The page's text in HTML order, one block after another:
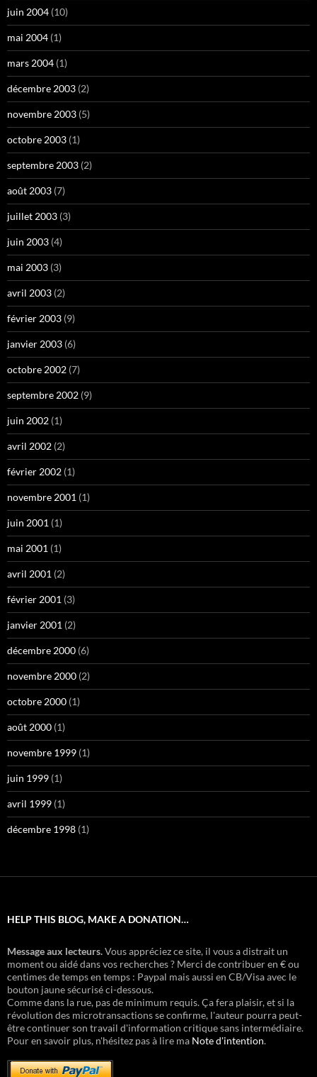
juin 2004 (10)
mai 2004 (1)
mars 2004 (1)
décembre 2003 (2)
novembre 2003 (5)
octobre 2003 (1)
septembre 2003 (2)
août 2003 (7)
juillet 2003 (3)
juin 2003 (4)
mai 2003 (3)
avril 2003 (2)
février 2003 (9)
janvier 2003 (6)
octobre 2002 (7)
septembre 2002 (9)
juin 2002 (1)
avril 2002 (2)
février 2002 (1)
novembre 2001 (1)
juin 2001 (1)
mai 2001 (1)
avril 2001 (2)
février 2001 (3)
janvier 2001 (2)
décembre 2000 (6)
novembre 2000 (2)
octobre 2000 (1)
août 2000 (1)
novembre 1999 (1)
juin 1999 (1)
avril 1999 (1)
décembre 1998 (1)
HELP THIS BLOG, MAKE A DONATION…
Message aux lecteurs.Vous appréciez ce site, il vous a distrait un
moment ou aidé dans vos recherches ? Merci de contribuer en € ou
centimes de temps en temps : Paypal mais aussi en CB/Visa avec le
bouton jaune sécurisé ci-dessous.
Comme dans la rue, pas de minimum requis. Ça fera plaisir, et si la
révolution des microtransactions se confirme, l'auteur pourra peut-
être continuer son travail d'information critique sans intermédiaire.
Pour en savoir plus, n'hésitez pas à lire ma Note d'intention.